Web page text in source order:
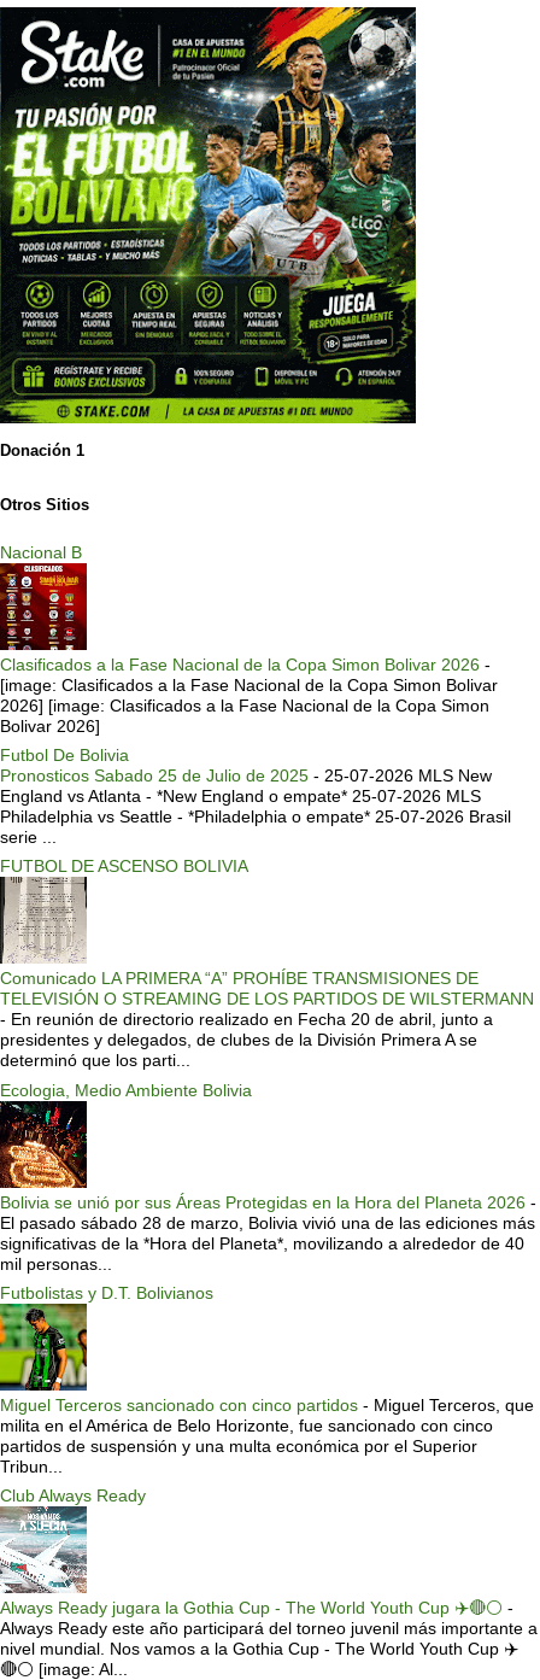
Donación 1
Otros Sitios
Nacional B
Clasificados a la Fase Nacional de la Copa Simon Bolivar 2026 -
[image: Clasificados a la Fase Nacional de la Copa Simon Bolivar
2026] [image: Clasificados a la Fase Nacional de la Copa Simon
Bolivar 2026]
Futbol De Bolivia
Pronosticos Sabado 25 de Julio de 2025 - 25-07-2026 MLS New
England vs Atlanta - *New England o empate* 25-07-2026 MLS
Philadelphia vs Seattle - *Philadelphia o empate* 25-07-2026 Brasil
serie ...
FUTBOL DE ASCENSO BOLIVIA
Comunicado LA PRIMERA “A” PROHÍBE TRANSMISIONES DE
TELEVISIÓN O STREAMING DE LOS PARTIDOS DE WILSTERMANN
- En reunión de directorio realizado en Fecha 20 de abril, junto a
presidentes y delegados, de clubes de la División Primera A se
determinó que los parti...
Ecologia, Medio Ambiente Bolivia
Bolivia se unió por sus Áreas Protegidas en la Hora del Planeta 2026 -
El pasado sábado 28 de marzo, Bolivia vivió una de las ediciones más
significativas de la *Hora del Planeta*, movilizando a alrededor de 40
mil personas...
Futbolistas y D.T. Bolivianos
Miguel Terceros sancionado con cinco partidos - Miguel Terceros, que
milita en el América de Belo Horizonte, fue sancionado con cinco
partidos de suspensión y una multa económica por el Superior
Tribun...
Club Always Ready
Always Ready jugara la Gothia Cup - The World Youth Cup ✈️🔴⚪️ -
Always Ready este año participará del torneo juvenil más importante a
nivel mundial. Nos vamos a la Gothia Cup - The World Youth Cup ✈️
🔴⚪️ [image: Al...